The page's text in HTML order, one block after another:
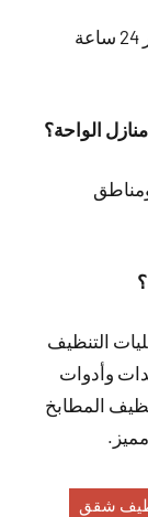
نعمل بنظام دوريات مرن لخدمتكم على مدار 24 ساعة
الواحة؟
التنظيف
وأدوات
المطابخ
شقق